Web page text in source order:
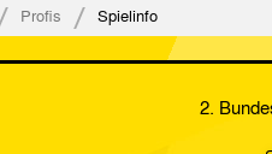
Stadionsprecher
Kontakt
Fanbeirat
Fan-Klubs
Ahnentafel
Profis Spielinfo
2.